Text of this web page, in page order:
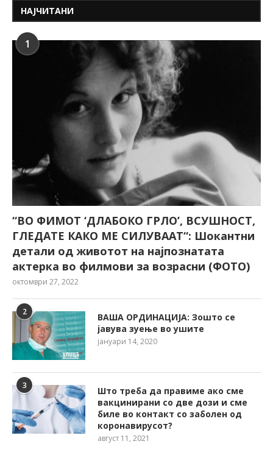
НАЈЧИТАНИ
1
“ВО ФИМОТ ‘ДЛАБОКО ГРЛО’, ВСУШНОСТ,
ГЛЕДАТЕ КАКО МЕ СИЛУВААТ“: Шокантни
детали од животот на најпознатата
актерка во филмови за возрасни (ФОТО)
октомври 27, 2022
2
ВАША ОРДИНАЦИЈА: Зошто се
јавува зуење во ушите
јануари 14, 2020
3
Што треба да правиме ако сме
вакцинирани со две дози и сме
биле во контакт со заболен од
коронавирусот?
август 11, 2021